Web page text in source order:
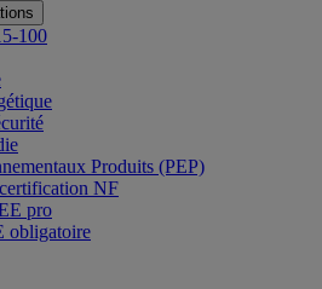
100
Produits (PEP)
NF
pro
obligatoire